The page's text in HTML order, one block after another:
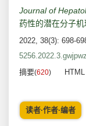
Journal of
药性的潜在分子机
2022, 38(3): 698-
摘要(620) HTML
读者·作者·编者